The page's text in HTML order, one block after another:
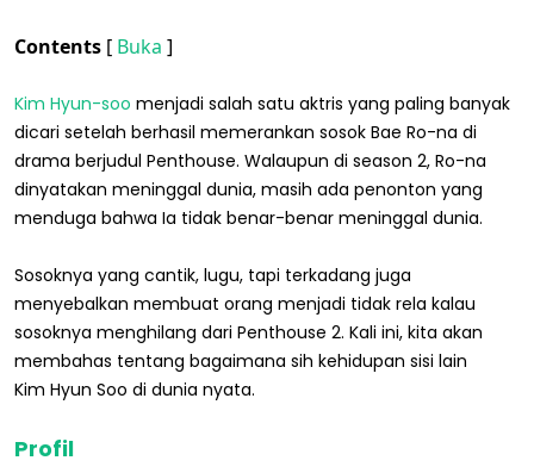
Contents [ Buka ]
Kim Hyun-soo menjadi salah satu aktris yang paling banyak
dicari setelah berhasil memerankan sosok Bae Ro-na di
drama berjudul Penthouse. Walaupun di season 2, Ro-na
dinyatakan meninggal dunia, masih ada penonton yang
menduga bahwa Ia tidak benar-benar meninggal dunia.
Sosoknya yang cantik, lugu, tapi terkadang juga
menyebalkan membuat orang menjadi tidak rela kalau
sosoknya menghilang dari Penthouse 2. Kali ini, kita akan
membahas tentang bagaimana sih kehidupan sisi lain
Kim Hyun Soo di dunia nyata.
Profil